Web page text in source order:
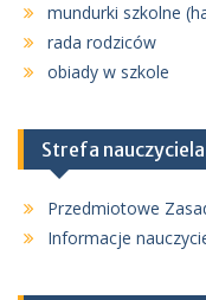
mundurki szkolne
rada rodziców
obiady w szkole
Strefa nauczyciela
Przedmiotowe
Informacje